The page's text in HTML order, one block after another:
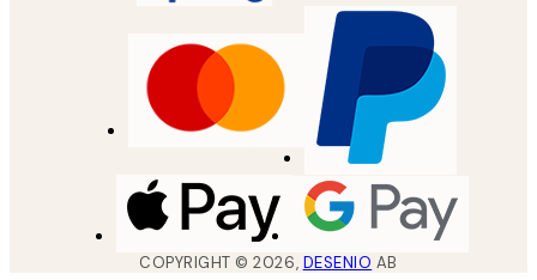
COPYRIGHT ©2026, DESENIO AB